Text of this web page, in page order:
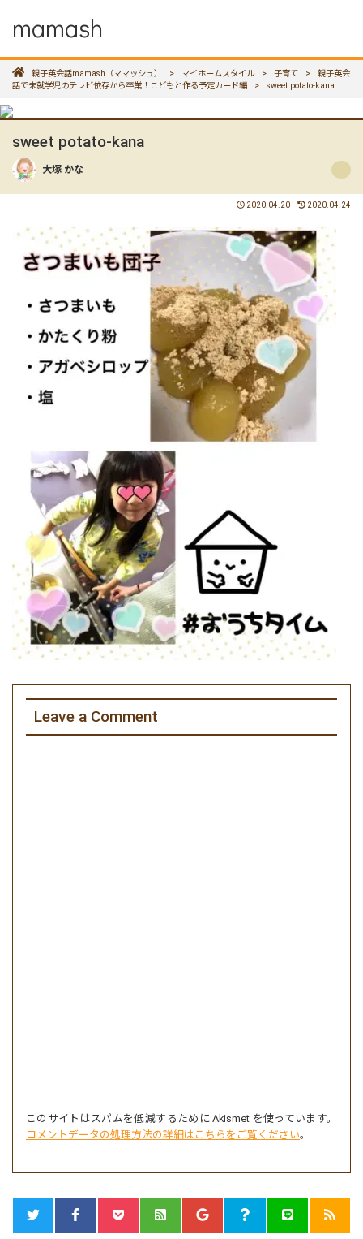
mamash
親子英会話mamash（ママッシュ） > マイホームスタイル > 子育て >
親子英会
話で未就学児のテレビ依存から卒業！こどもと作る予定カード編
> sweet potato-kana
sweet potato-kana
大塚 かな
2020.04.20 2020.04.24
Leave a Comment
このサイトはスパムを低減するために Akismet を使っています。
コメントデータの処理方法の詳細はこちらをご覧ください。